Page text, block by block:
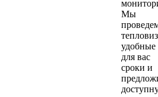
Мы
удобные
для вас
сроки и